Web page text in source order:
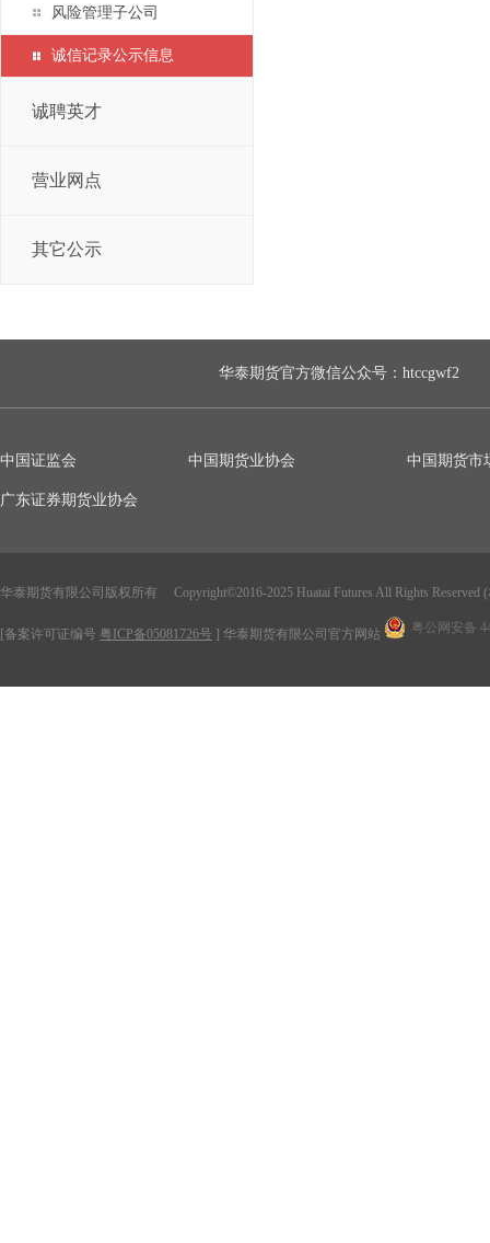
风险管理子公司
诚信记录公示信息
诚聘英才
营业网点
其它公示
华泰期货官方微信公众号：htccgwf2
中国证监会 中国期货业协会 中国期货市
广东证券期货业协会
华泰期货有限公司版权所有 Copyright©2016-2025 Huatai Futures All Rights
[备案许可证编号 粤ICP备05081726号 ] 华泰期货有限公司官方网站 粤公网安备